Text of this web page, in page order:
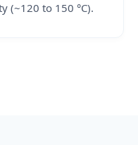
(~120 to 150 °C).